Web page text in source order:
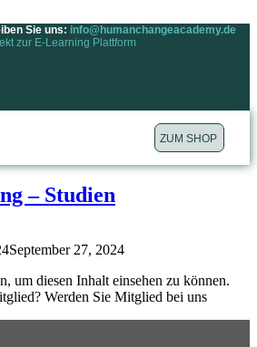
Sie uns: info@humanchangeacademy.de
zur E-Learning Plattform
ZUM SHOP
– Studien
September 27, 2024
um diesen Inhalt einsehen zu können.
Werden Sie Mitglied bei uns